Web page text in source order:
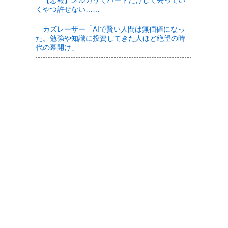
くやつ許せない……
カズレーザー「AIで賢い人間は無価値になっ
た。勉強や知識に投資してきた人ほど絶望の時
代の幕開け」